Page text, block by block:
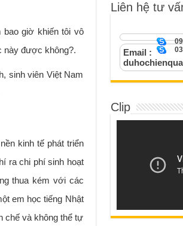
bao giờ khiến tôi vô
này được không?.
sinh viên Việt Nam
kinh tế phát triển
ra chi phí sinh hoạt
thua kém với các
em học tiếng Nhật
chế và không thể tự
Liên hệ tư
Email :
Clip